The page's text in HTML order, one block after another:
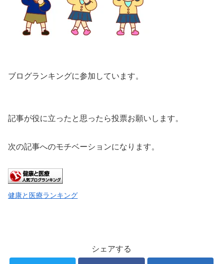
ブログランキングに参加しています。
記事が役に立ったと思ったら投票お願いします。
次の記事へのモチベーションになります。
健康と医療ランキング
シェアする